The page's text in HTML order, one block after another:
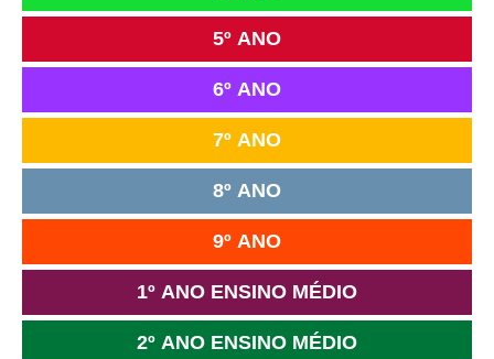
5º ANO
6º ANO
7º ANO
8º ANO
9º ANO
1º ANO ENSINO MÉDIO
2º ANO ENSINO MÉDIO